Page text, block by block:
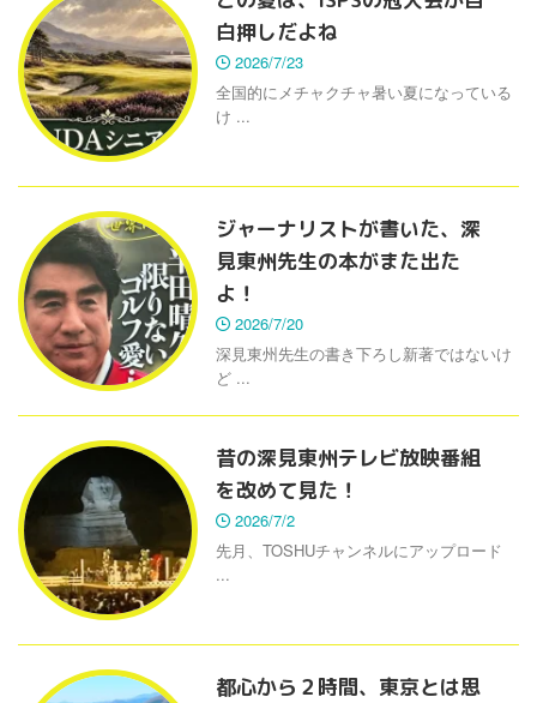
白押しだよね
2026/7/23
全国的にメチャクチャ暑い夏になっている
け ...
ジャーナリストが書いた、深
見東州先生の本がまた出た
よ！
2026/7/20
深見東州先生の書き下ろし新著ではないけ
ど ...
昔の深見東州テレビ放映番組
を改めて見た！
2026/7/2
先月、TOSHUチャンネルにアップロード
...
都心から２時間、東京とは思